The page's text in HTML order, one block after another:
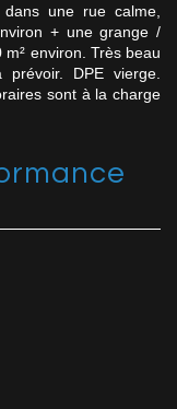
une rue calme,
+ une grange /
environ. Très beau
DPE vierge.
sont à la charge